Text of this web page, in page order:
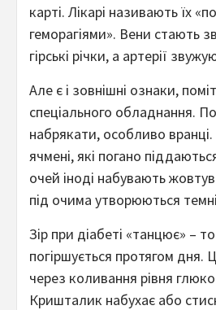
карті. Лікарі називають їх
геморагіями». Вени стають
гірські річки, а артерії
Але є і зовнішні ознаки,
спеціального обладнання.
набрякати, особливо вранці.
ячмені, які погано
очей іноді набувають
під очима утворюються
Зір при діабеті «танцює» –
погіршується протягом дня.
через коливання рівня
Кришталик набухає або